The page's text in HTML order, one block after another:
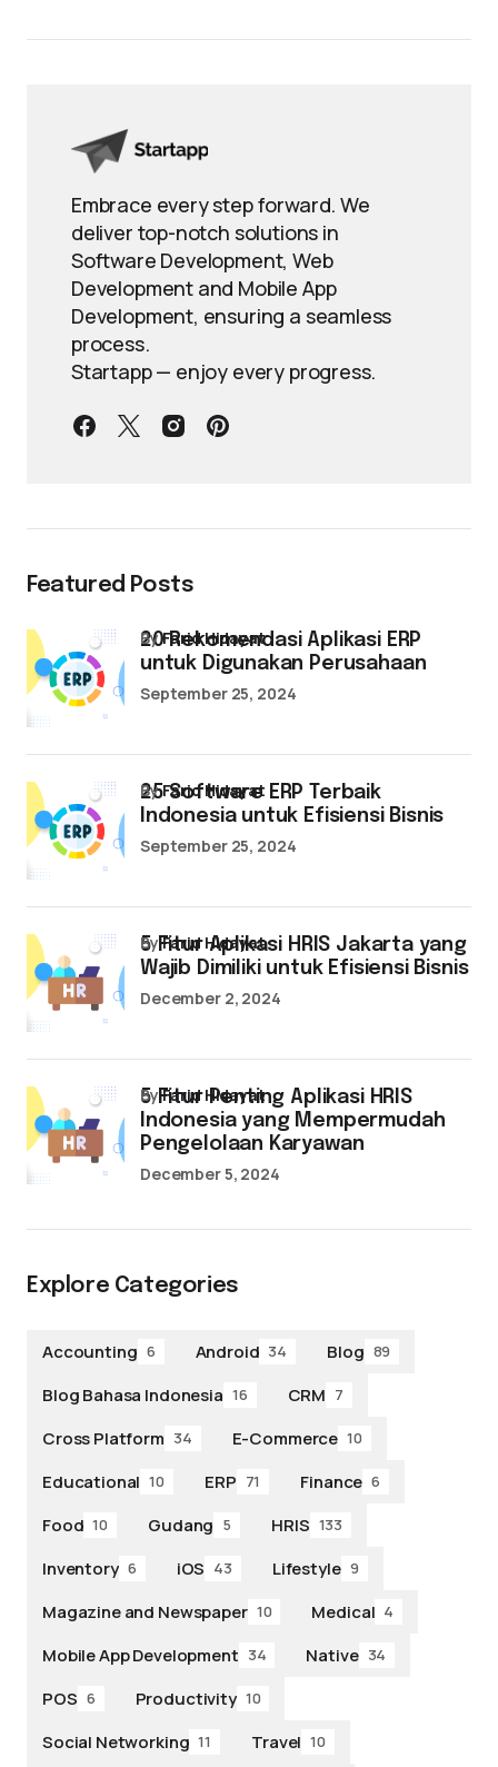
Embrace every step forward. We
deliver top-notch solutions in
Software Development, Web
Development and Mobile App
Development, ensuring a seamless
process.
Startapp — enjoy every progress.
Featured Posts
20 Rekomendasi Aplikasi ERP
untuk Digunakan Perusahaan
byFarid Hidayat
September 25, 2024
25 Software ERP Terbaik
Indonesia untuk Efisiensi Bisnis
byFarid Hidayat
September 25, 2024
5 Fitur Aplikasi HRIS Jakarta yang
Wajib Dimiliki untuk Efisiensi Bisnis
byFarid Hidayat
December 2, 2024
5 Fitur Penting Aplikasi HRIS
Indonesia yang Mempermudah
Pengelolaan Karyawan
byFarid Hidayat
December 5, 2024
Explore Categories
Accounting 6 Android 34 Blog 89
Blog Bahasa Indonesia 16 CRM 7
Cross Platform 34 E-Commerce 10
Educational 10 ERP 71 Finance 6
Food 10 Gudang 5 HRIS 133
Inventory 6 iOS 43 Lifestyle 9
Magazine and Newspaper 10 Medical 4
Mobile App Development 34 Native 34
POS 6 Productivity 10
Social Networking 11 Travel 10